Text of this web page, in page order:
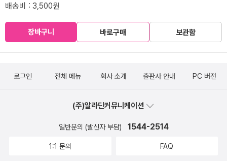
배송비 : 3,500원
장바구니 바로구매 보관함
로그인 전체 메뉴 회사 소개 출판사 안내 PC 버전
(주)알라딘커뮤니케이션
일반문의 (발신자 부담) 1544-2514
1:1 문의 FAQ